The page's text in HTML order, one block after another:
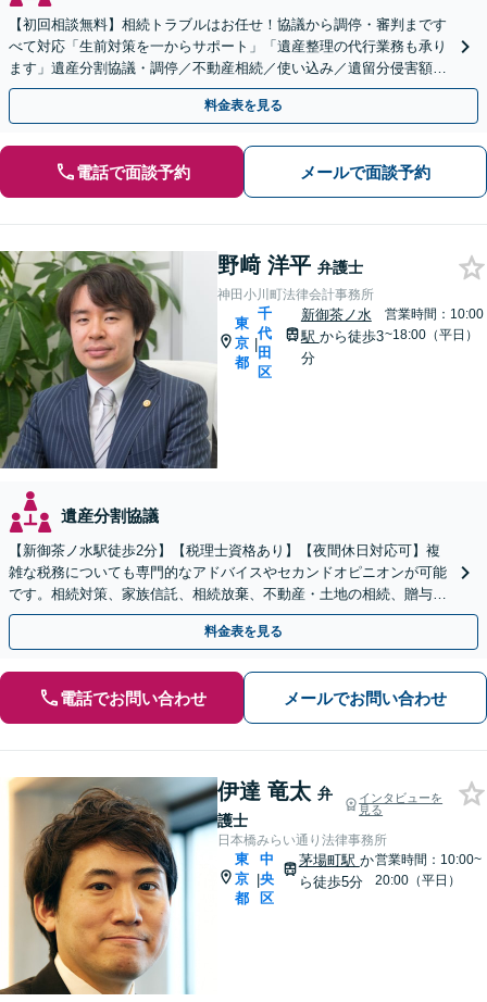
【初回相談無料】相続トラブルはお任せ！協議から調停・審判まです
べて対応「生前対策を一からサポート」「遺産整理の代行業務も承り
ます」遺産分割協議・調停／不動産相続／使い込み／遺留分侵害額請
求／相続放棄【完全個室】【国分寺駅3分】
料金表を見る
電話で面談予約 メールで面談予約
野﨑 洋平 弁護士
神田小川町法律会計事務所
東
京
都
|
千
代
田
区
新御茶ノ水
駅 から徒歩3
分
営業時間：10:00
~18:00（平日）
遺産分割協議
【新御茶ノ水駅徒歩2分】【税理士資格あり】【夜間休日対応可】複
雑な税務についても専門的なアドバイスやセカンドオピニオンが可能
です。相続対策、家族信託、相続放棄、不動産・土地の相続、贈与
税、遺産分割などでお困りの方はご相談ください。
料金表を見る
電話でお問い合わせ メールでお問い合わせ
伊達 竜太 弁
護士
インタビューを
見る
日本橋みらい通り法律事務所
東
京
都
|
中
央
区
茅場町駅 か
ら徒歩5分
営業時間：10:00~
20:00（平日）